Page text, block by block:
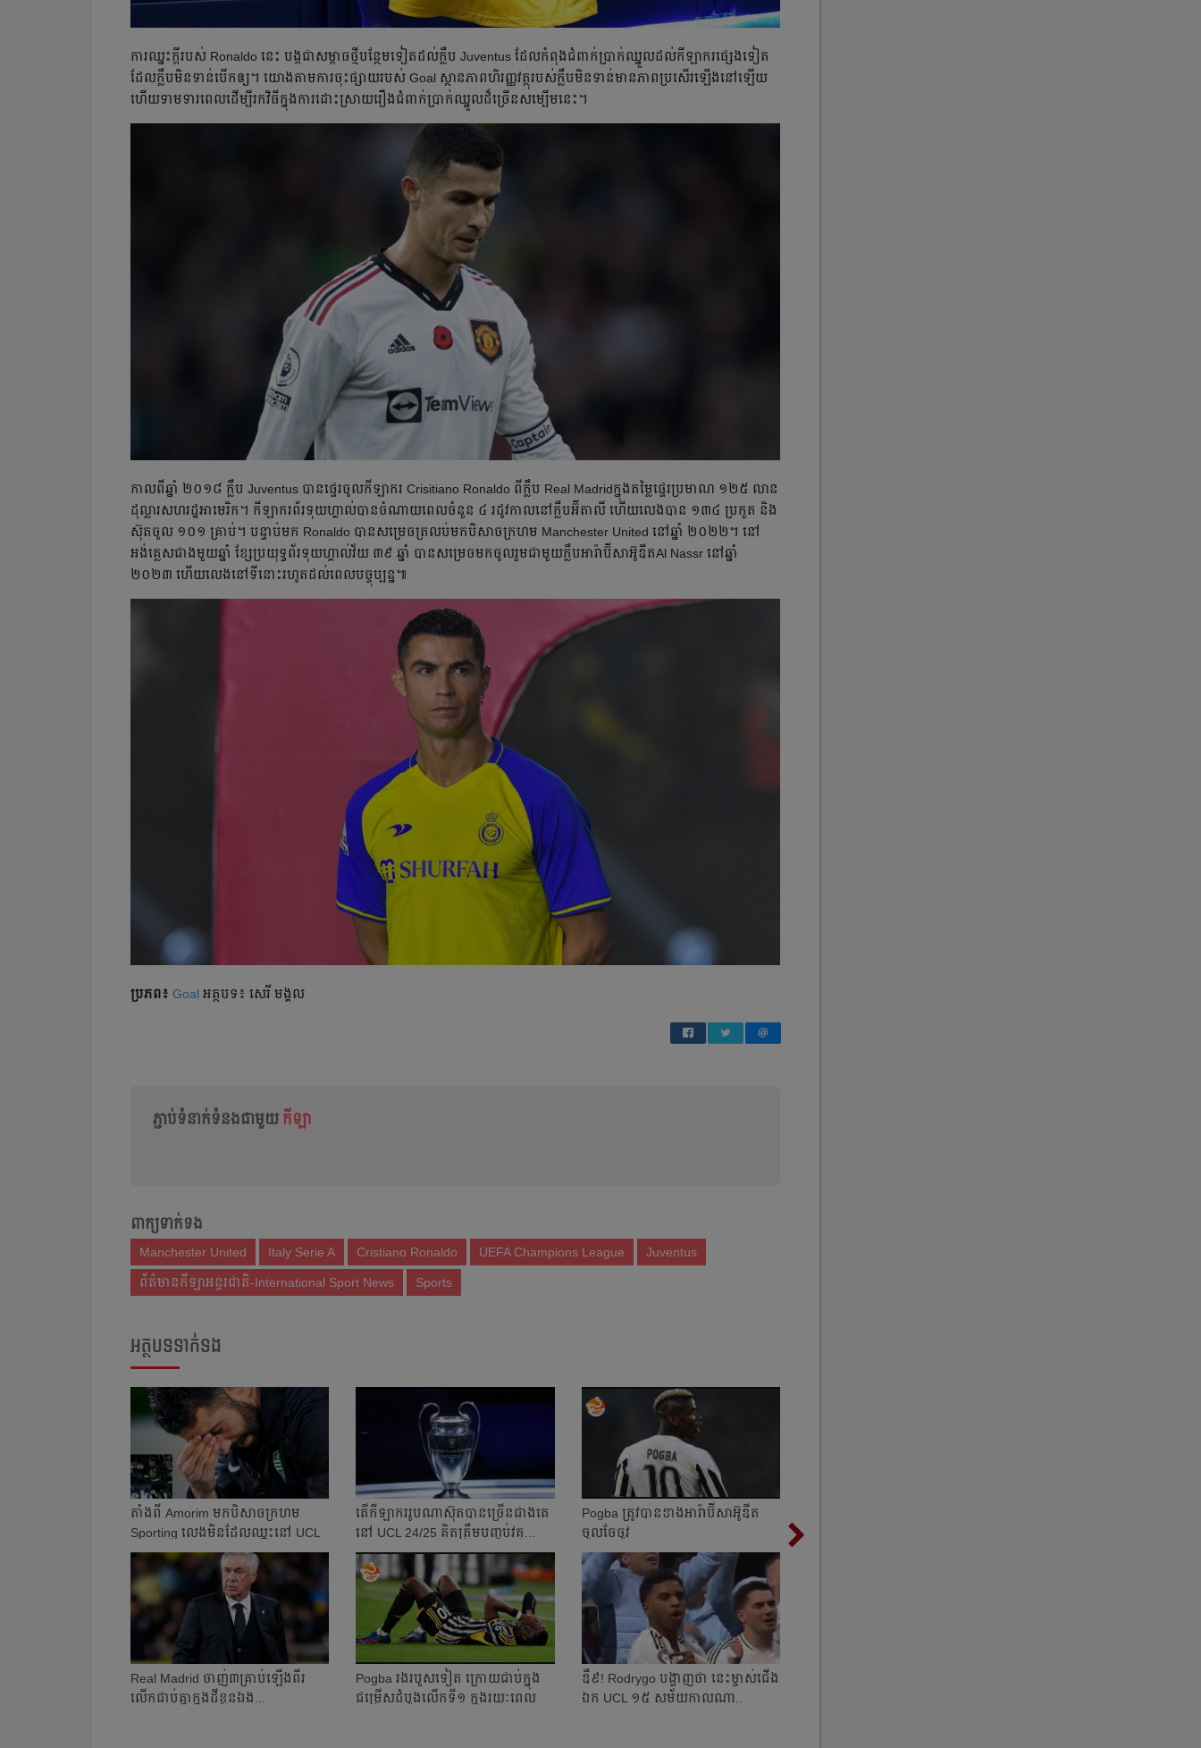
ការ​ឈ្នះ​ក្ដី​របស់ Ronaldo នេះ បង្ក​ជា​សម្ពាធ​ថ្មី​បន្ថែម​ទៀត​ដល់​ក្លឹប Juventus ដែល​កំពុង​ជំពាក់​ប្រាក់​ឈ្នួល​ដល់​កីឡាករ​ផ្សេង​ទៀត
ដែល​ក្លឹប​មិន​ទាន់​បើក​ឲ្យ។ យោង​តាម​ការ​ចុះ​ផ្សាយ​របស់​ Goal ស្ថាន​ភាព​ហិរញ្ញវត្ថុ​របស់​ក្លឹប​មិន​ទាន់​មាន​ភាព​ប្រសើរ​ឡើង​នៅ​ឡើយ
ហើយ​ទាម​ទារ​ពេល​ដើម្បី​រក​វិធី​ក្នុង​ការ​ដោះ​ស្រាយ​រឿង​ជំពាក់​ប្រាក់​ឈ្នួល​ដ៏​ច្រើន​សម្បើម​នេះ។
កាល​ពី​ឆ្នាំ ២០១៨ ក្លឹប Juventus បាន​ផ្ទេរ​ចូល​កីឡាករ​ Crisitiano Ronaldo ពី​ក្លឹប Real Madridក្នុង​តម្លៃ​ផ្ទេរ​ប្រមាណ ១២៥ លាន​
ដុល្លារ​សហរដ្ឋអាមេរិក។ កីឡាករ​ព័រទុយហ្គាល់​បាន​ចំណាយ​ពេល​ចំនួន ៤ រដូវ​កាល​នៅ​ក្លឹប​អ៊ីតាលី ហើយ​លេង​បាន ១៣៤ ប្រកួត និង​
ស៊ុតចូល ១០១ គ្រាប់។ បន្ទាប់​មក Ronaldo បាន​សម្រេច​ត្រលប់​មក​បិសាច​ក្រហម Manchester United នៅ​ឆ្នាំ ២០២២។ នៅ​
អង់គ្លេស​ជាង​មួយ​ឆ្នាំ ខ្សែ​ប្រយុទ្ធ​ព័រទុយហ្គាល់​វ័យ ៣៩ ឆ្នាំ បាន​សម្រេច​មក​ចូល​រួម​ជាមួយ​ក្លឹប​អារ៉ាប៊ីសាអ៊ូឌីតAl Nassr នៅ​ឆ្នាំ
២០២៣ ហើយ​លេង​នៅ​ទី​នោះ​រហូត​ដល់​ពេល​បច្ចុប្បន្ន៕
ប្រភព៖ Goal អត្ថបទ៖ សេរី មង្គល
ភ្ជាប់ទំនាក់ទំនងជាមួយ កីឡា
ពាក្យទាក់ទង
Manchester United Italy Serie A Cristiano Ronaldo UEFA Champions League Juventus
ព័ត៌មានកីឡាអន្តរជាតិ-International Sport News Sports
អត្ថបទទាក់ទង
តាំង​ពី Amorim ​​មក​បិសាច​ក្រហម
Sportin​g លេង​មិនដែល​ឈ្នះ​នៅ UCL
តើ​កីឡាករ​រូប​ណា​ស៊ុត​បាន​ច្រើនជាងគេ​
នៅ UCL 24/25 គិត​ត្រឹម​បញ្ចប់​វគ្...
Pogba ត្រូវ​បាន​ខាង​អារ៉ាប៊ីសាអ៊ូឌីត​
ចូល​ចែចូវ
Real Madrid ​ចាញ់​​៣​គ្រាប់​ឡើង​ពីរ​
លើក​ជាប់​គ្នា​ក្នុង​ដី​ខ្លួន​ឯង​​...
Pogba រង​របួស​ទៀត ក្រោយ​ជាប់​ក្នុង​
ជម្រើស​ដំបូង​លើក​ទី១ ក្នុង​រយៈពេល
ឌឺ៩! Rodrygo បង្ហាញ​​ថា នេះ​ម្ចាស់​ជើង​
ឯក​ UCL ១៥ សម័យ​​កាល​ណា​​​..